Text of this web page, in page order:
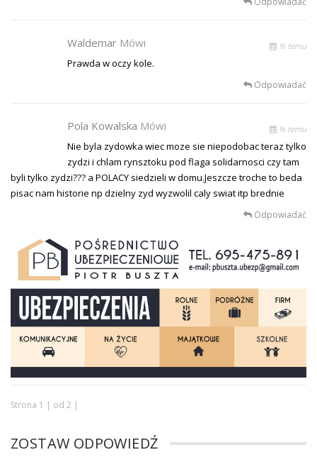
Waldemar Mówi % temu
Prawda w oczy kole.
Odpowiadać
Pola Kowalska Mówi % temu
Nie byla zydowka wiec moze sie niepodobac teraz tylko
zydzi i chlam rynsztoku pod flaga solidarnosci czy tam
byli tylko zydzi??? a POLACY siedzieli w domu.Jeszcze troche to beda
pisac nam historie np dzielny zyd wyzwolil caly swiat itp brednie
Odpowiadać
Strona 1 | od 2 |
ZOSTAW ODPOWIEDŹ